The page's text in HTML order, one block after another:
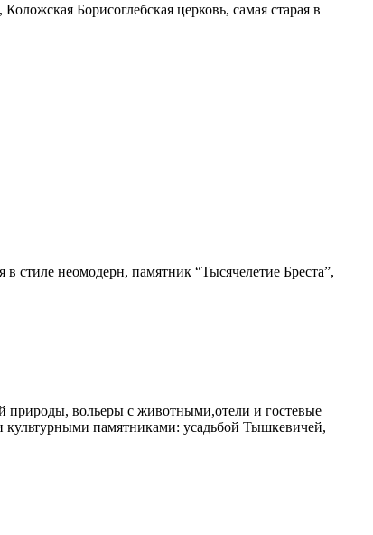
Борисоглебская церковь, самая старая в
стиле неомодерн, памятник “Тысячелетие Бреста”,
природы, вольеры с животными,отели и гостевые
культурными памятниками: усадьбой Тышкевичей,